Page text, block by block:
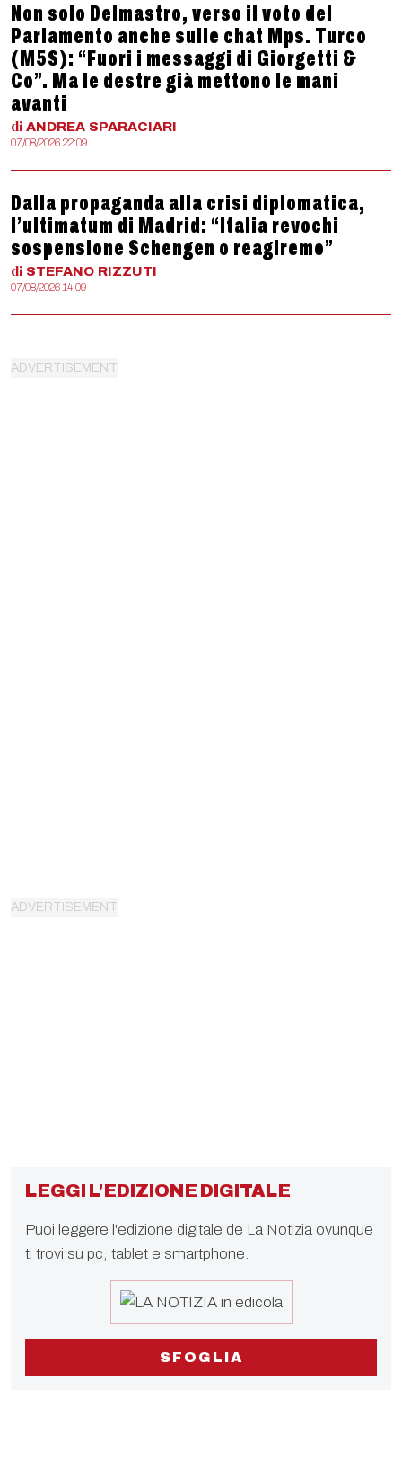
Non solo Delmastro, verso il voto del
Parlamento anche sulle chat Mps. Turco
(M5S): “Fuori i messaggi di Giorgetti &
Co”. Ma le destre già mettono le mani
avanti
di ANDREA SPARACIARI
07/08/2026 22:09
Dalla propaganda alla crisi diplomatica,
l’ultimatum di Madrid: “Italia revochi
sospensione Schengen o reagiremo”
di STEFANO RIZZUTI
07/08/2026 14:09
LEGGI L'EDIZIONE DIGITALE
Puoi leggere l'edizione digitale de La Notizia ovunque
ti trovi su pc, tablet e smartphone.
SFOGLIA